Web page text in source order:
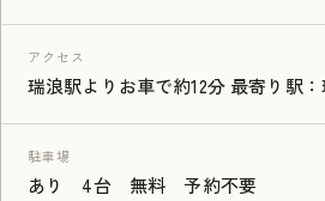
アクセス
瑞浪駅よりお車で約12分 最寄り駅
駐車場
あり 4台 無料 予約不要